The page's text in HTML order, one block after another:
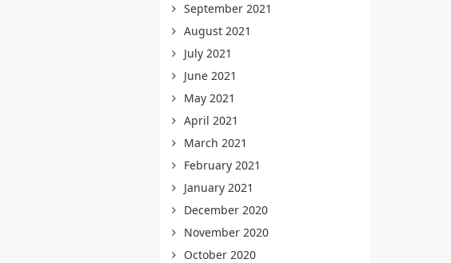
September 2021
August 2021
July 2021
June 2021
May 2021
April 2021
March 2021
February 2021
January 2021
December 2020
November 2020
October 2020